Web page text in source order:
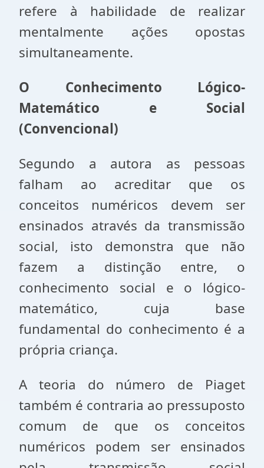
refere à habilidade de realizar
mentalmente ações opostas
simultaneamente.
O Conhecimento Lógico-
Matemático e Social
(Convencional)
Segundo a autora as pessoas
falham ao acreditar que os
conceitos numéricos devem ser
ensinados através da transmissão
social, isto demonstra que não
fazem a distinção entre, o
conhecimento social e o lógico-
matemático, cuja base
fundamental do co­nhecimento é a
própria criança.
A teoria do número de Piaget
também é contraria ao pressu­posto
comum de que os conceitos
numéricos podem ser ensina­dos